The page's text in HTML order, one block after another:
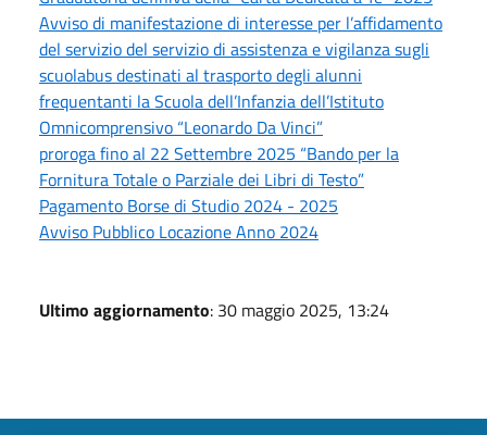
Avviso di manifestazione di interesse per l’affidamento
del servizio del servizio di assistenza e vigilanza sugli
scuolabus destinati al trasporto degli alunni
frequentanti la Scuola dell’Infanzia dell’Istituto
Omnicomprensivo “Leonardo Da Vinci”
proroga fino al 22 Settembre 2025 “Bando per la
Fornitura Totale o Parziale dei Libri di Testo”
Pagamento Borse di Studio 2024 - 2025
Avviso Pubblico Locazione Anno 2024
Ultimo aggiornamento: 30 maggio 2025, 13:24